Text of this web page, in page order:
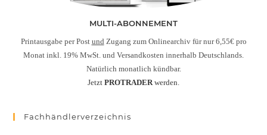
MULTI-ABONNEMENT
Printausgabe per Post und Zugang zum Onlinearchiv für nur 6,55€ pro
Monat inkl. 19% MwSt. und Versandkosten innerhalb Deutschlands.
Natürlich monatlich kündbar.
Jetzt PROTRADERwerden.
Fachhändlerverzeichnis